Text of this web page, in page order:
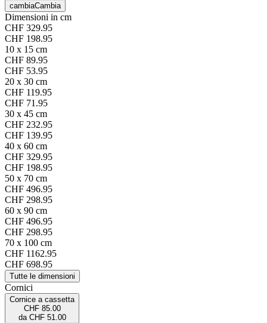
cambiaCambia
Dimensioni in cm
CHF 329.95
CHF 198.95
10 x 15 cm
CHF 89.95
CHF 53.95
20 x 30 cm
CHF 119.95
CHF 71.95
30 x 45 cm
CHF 232.95
CHF 139.95
40 x 60 cm
CHF 329.95
CHF 198.95
50 x 70 cm
CHF 496.95
CHF 298.95
60 x 90 cm
CHF 496.95
CHF 298.95
70 x 100 cm
CHF 1162.95
CHF 698.95
Tutte le dimensioni
Cornici
Cornice a cassetta
CHF 85.00
da CHF 51.00